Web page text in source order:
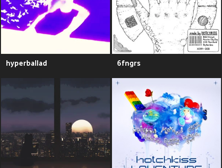
hyperballad 6fngrs